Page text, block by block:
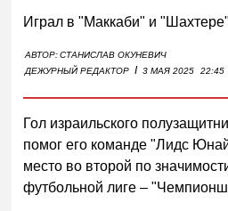
Играл в "Маккаби" и
АВТОР:СТАНИСЛАВ ОКУНЕВИЧ
ДЕЖУРНЫЙ РЕДАКТОР I 3 МАЯ 2025 22:45
Гол израильского
помог его команде "Лидс
место во второй по
футбольной лиге –